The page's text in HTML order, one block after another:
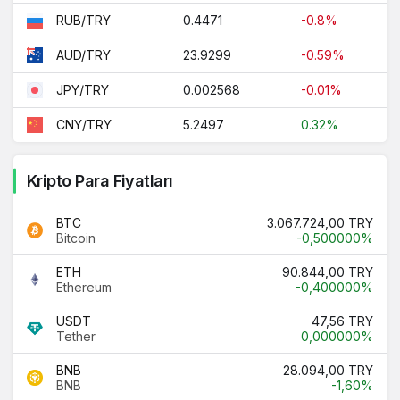
RUB/TRY 0.4471 -0.8%
AUD/TRY 23.9299 -0.59%
JPY/TRY 0.002568 -0.01%
CNY/TRY 5.2497 0.32%
Kripto Para Fiyatları
BTC
Bitcoin
3.067.724,00 TRY
-0,500000%
ETH
Ethereum
90.844,00 TRY
-0,400000%
USDT
Tether
47,56 TRY
0,000000%
BNB
BNB
28.094,00 TRY
-1,60%